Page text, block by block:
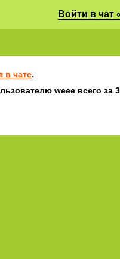
Войти в чат
в чате.
weee всего за